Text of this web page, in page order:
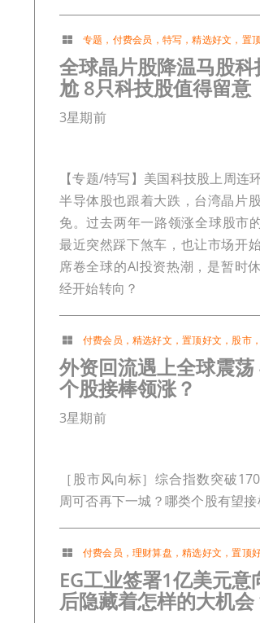
专题 ， 付费会员 ， 特写 ，精选好文 ， 置
全球晶片股降温马股
尬 8只科技股值得留意
3星期前
【专题/特写】美国科技股上周连
半导体股也跟着大跌，台湾晶片
免。过去两年一路领涨全球股市
最近突然踩下煞车，也让市场开
席卷全球的AI投资热潮，是暂时
经开始转向？
付费会员 ，精选好文 ，置顶好文 ， 股市，
外资回流遇上全球震
个股接棒领涨？
3星期前
［股市风向标］综合指数突破
周可否再下一城？哪类个股有望接
付费会员 ，理财算盘 ，精选好文 ，置顶
EG工业签署1亿美元意
后隐藏着怎样的大机会